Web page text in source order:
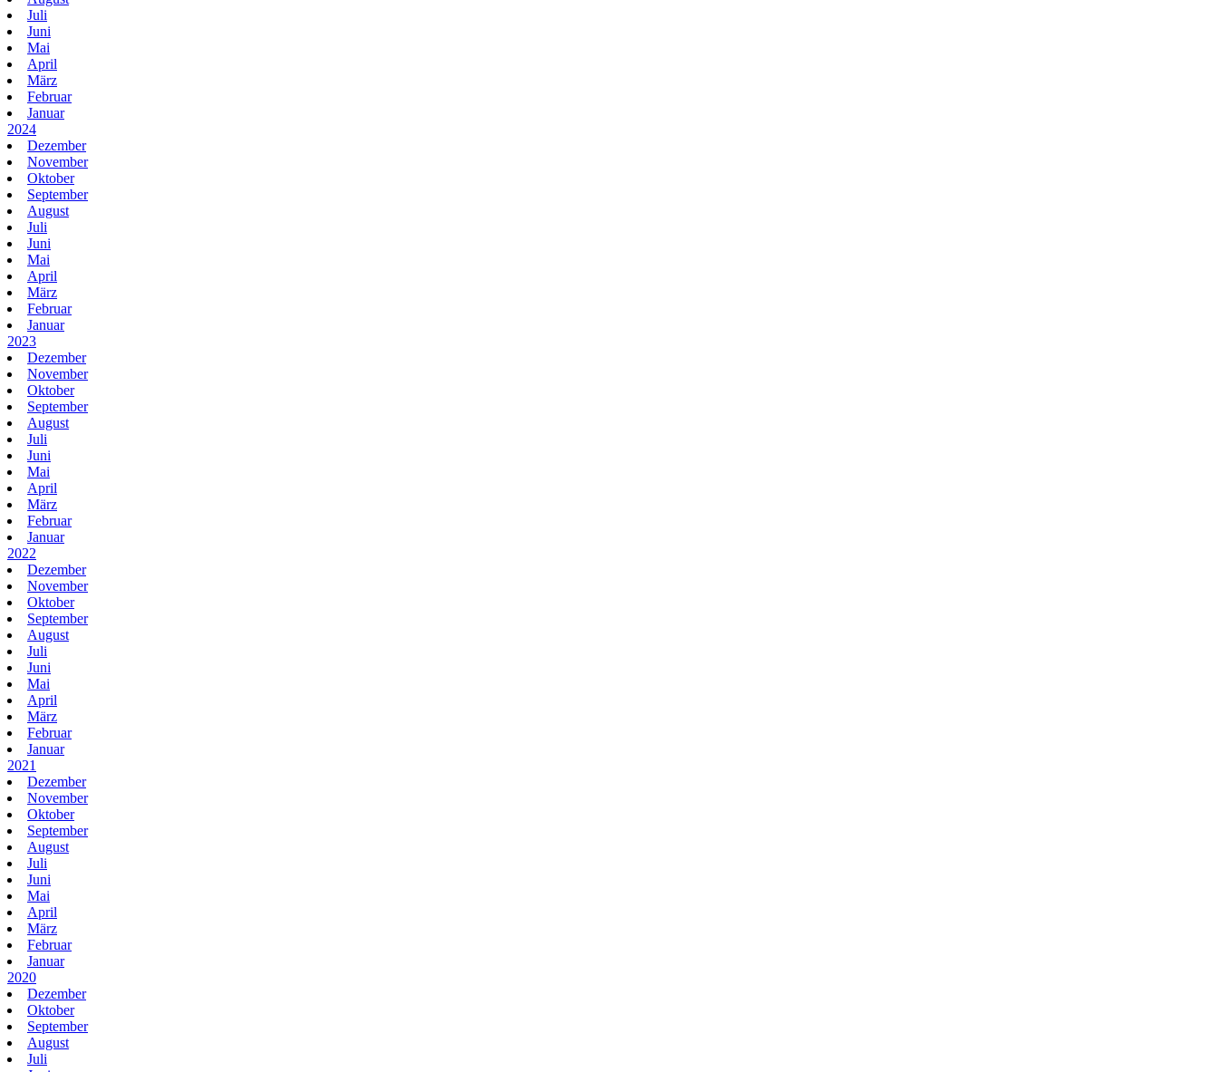
Juli
Juni
Mai
April
März
Februar
Januar
2024
Dezember
November
Oktober
September
August
Juli
Juni
Mai
April
März
Februar
Januar
2023
Dezember
November
Oktober
September
August
Juli
Juni
Mai
April
März
Februar
Januar
2022
Dezember
November
Oktober
September
August
Juli
Juni
Mai
April
März
Februar
Januar
2021
Dezember
November
Oktober
September
August
Juli
Juni
Mai
April
März
Februar
Januar
2020
Dezember
Oktober
September
August
Juli